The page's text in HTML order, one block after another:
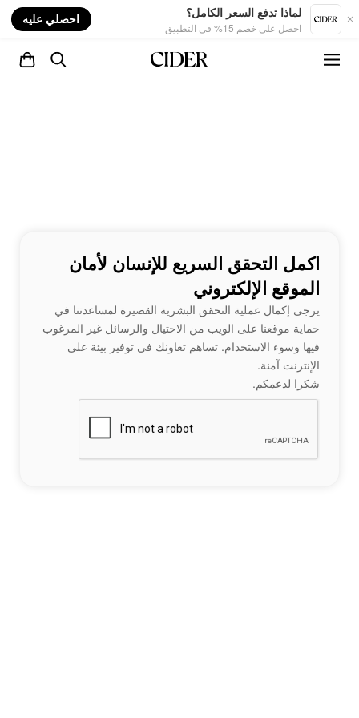
لماذا تدفع السعر الكامل؟
احصل على خصم 15% في التطبيق
احصلي عليه
اكمل التحقق السريع للإنسان لأمان
الموقع الإلكتروني
يرجى إكمال عملية التحقق البشرية القصيرة لمساعدتنا في
حماية موقعنا على الويب من الاحتيال والرسائل غير المرغوب
فيها وسوء الاستخدام. تساهم تعاونك في توفير بيئة على
الإنترنت آمنة.
شكرا لدعمكم.